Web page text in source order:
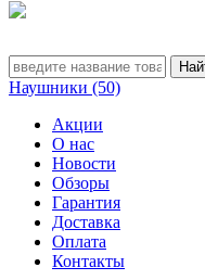
Наушники (50)
Акции
О нас
Новости
Обзоры
Гарантия
Доставка
Оплата
Контакты